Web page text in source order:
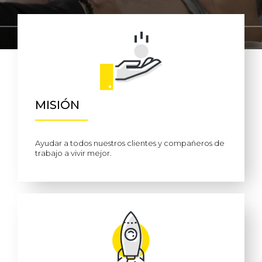
MISIÓN
Ayudar a todos nuestros clientes y compañeros de
trabajo a vivir mejor.